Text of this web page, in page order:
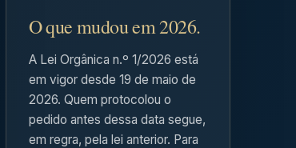
O que mudou em 2026.
A Lei Orgânica n.º 1/2026 está
em vigor desde 19 de maio de
2026. Quem protocolou o
pedido antes dessa data segue,
em regra, pela lei anterior. Para